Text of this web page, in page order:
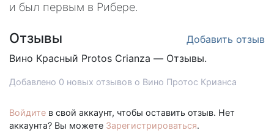
и был первым в Рибере.
Отзывы
Добавить отзыв
Вино Красный Protos Crianza — Отзывы.
Добавлено 0 новых отзывов о Вино Протос Крианса
Войдите в свой аккаунт, чтобы оставить отзыв. Нет
аккаунта? Вы можете Зарегистрироваться.